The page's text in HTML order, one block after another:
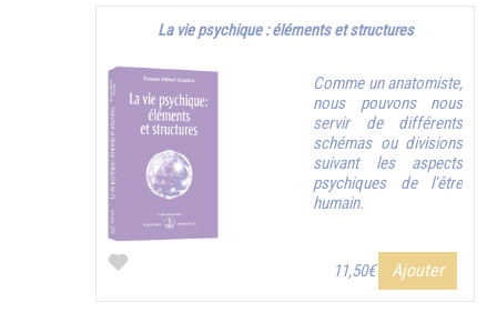
La vie psychique : éléments et structures
Comme un anatomiste,
nous pouvons nous
servir de différents
schémas ou divisions
suivant les aspects
psychiques de l'être
humain.
11,50€ Ajouter